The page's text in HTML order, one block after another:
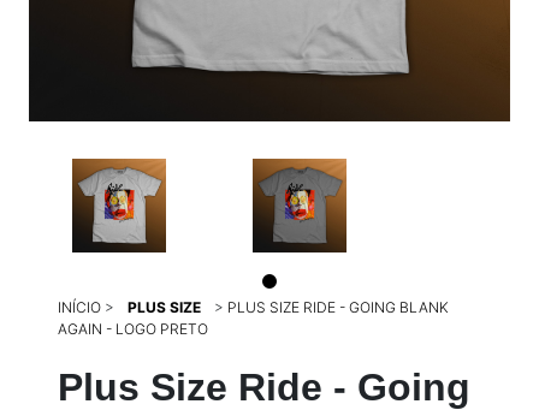
INÍCIO > PLUS SIZE > PLUS SIZE RIDE - GOING BLANK
AGAIN - LOGO PRETO
Plus Size Ride - Going